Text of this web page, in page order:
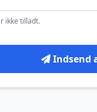
ikke tilladt.
Indsend